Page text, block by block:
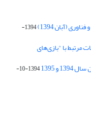
(آبان 1394)
1394-
دریافت مقالات مرتبط با "بازی‌های
و 1395
1394-10-